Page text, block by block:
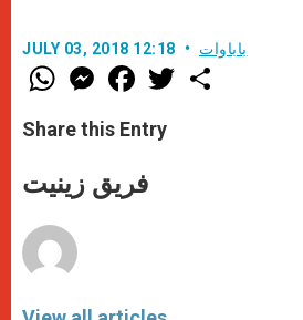
JULY 03, 2018 12:18 باباوات
W
h
t
s
p
p
M
e
s
e
g
e
F
a
e
b
o
k
w
Share this Entry
فريق زينيت